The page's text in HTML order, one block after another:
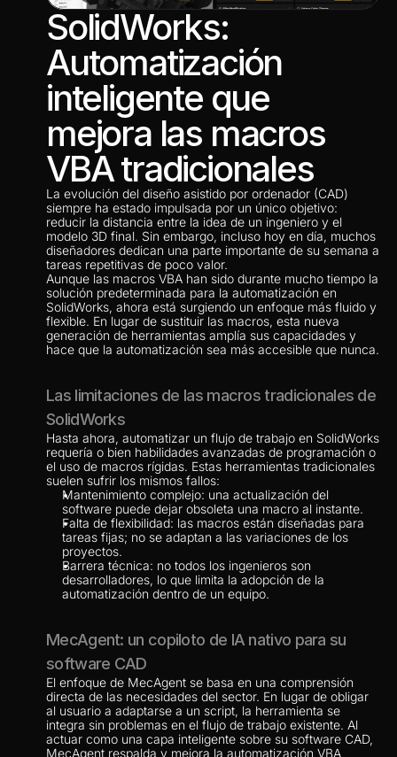
SolidWorks:
Automatización
inteligente que
mejora las macros
VBA tradicionales
La evolución del diseño asistido por ordenador (CAD)
siempre ha estado impulsada por un único objetivo:
reducir la distancia entre la idea de un ingeniero y el
modelo 3D final. Sin embargo, incluso hoy en día, muchos
diseñadores dedican una parte importante de su semana a
tareas repetitivas de poco valor.
Aunque las macros VBA han sido durante mucho tiempo la
solución predeterminada para la automatización en
SolidWorks, ahora está surgiendo un enfoque más fluido y
flexible. En lugar de sustituir las macros, esta nueva
generación de herramientas amplía sus capacidades y
hace que la automatización sea más accesible que nunca.
Las limitaciones de las macros tradicionales de
SolidWorks
Hasta ahora, automatizar un flujo de trabajo en SolidWorks
requería o bien habilidades avanzadas de programación o
el uso de macros rígidas. Estas herramientas tradicionales
suelen sufrir los mismos fallos:
Mantenimiento complejo: una actualización del
software puede dejar obsoleta una macro al instante.
Falta de flexibilidad: las macros están diseñadas para
tareas fijas; no se adaptan a las variaciones de los
proyectos.
Barrera técnica: no todos los ingenieros son
desarrolladores, lo que limita la adopción de la
automatización dentro de un equipo.
MecAgent: un copiloto de IA nativo para su
software CAD
El enfoque de MecAgent se basa en una comprensión
directa de las necesidades del sector. En lugar de obligar
al usuario a adaptarse a un script, la herramienta se
integra sin problemas en el flujo de trabajo existente. Al
actuar como una capa inteligente sobre su software CAD,
MecAgent respalda y mejora la automatización VBA